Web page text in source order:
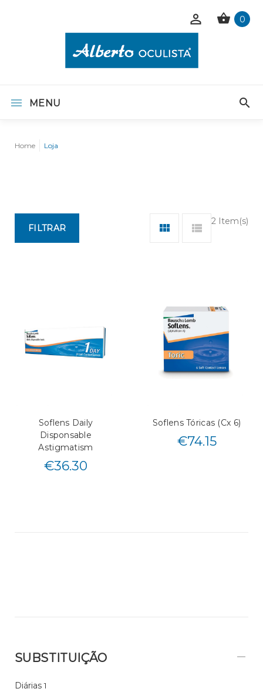
0
MENU
Home Loja
2 Item(s)
FILTRAR
Soflens Daily
Disponsable
Astigmatism
€36.30
Soflens Tóricas (Cx 6)
€74.15
SUBSTITUIÇÃO
Diárias 1